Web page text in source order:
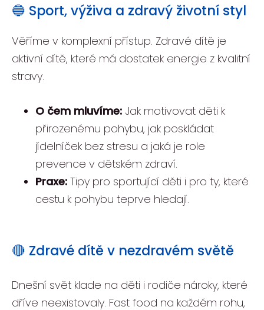
🔵 Sport, výživa a zdravý životní styl
Věříme v komplexní přístup. Zdravé dítě je
aktivní dítě, které má dostatek energie z kvalitní
stravy.
O čem mluvíme: Jak motivovat děti k
přirozenému pohybu, jak poskládat
jídelníček bez stresu a jaká je role
prevence v dětském zdraví.
Praxe: Tipy pro sportující děti i pro ty, které
cestu k pohybu teprve hledají.
🔴 Zdravé dítě v nezdravém světě
Dnešní svět klade na děti i rodiče nároky, které
dříve neexistovaly. Fast food na každém rohu,